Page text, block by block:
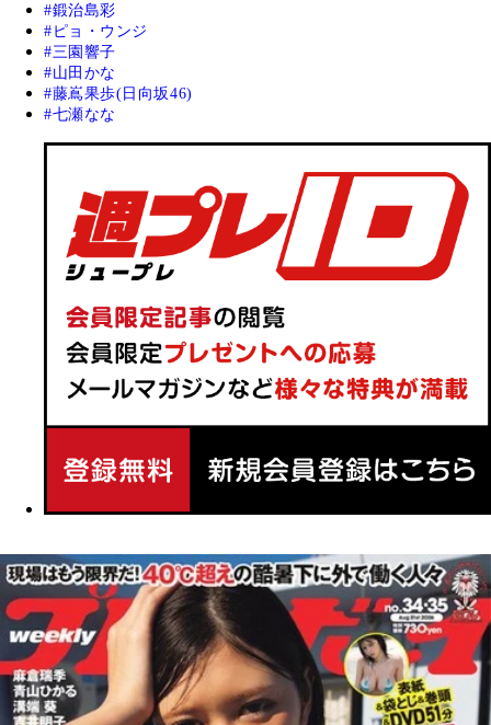
鍛治島彩
ピョ・ウンジ
三園響子
山田かな
藤嶌果歩(日向坂46)
七瀬なな